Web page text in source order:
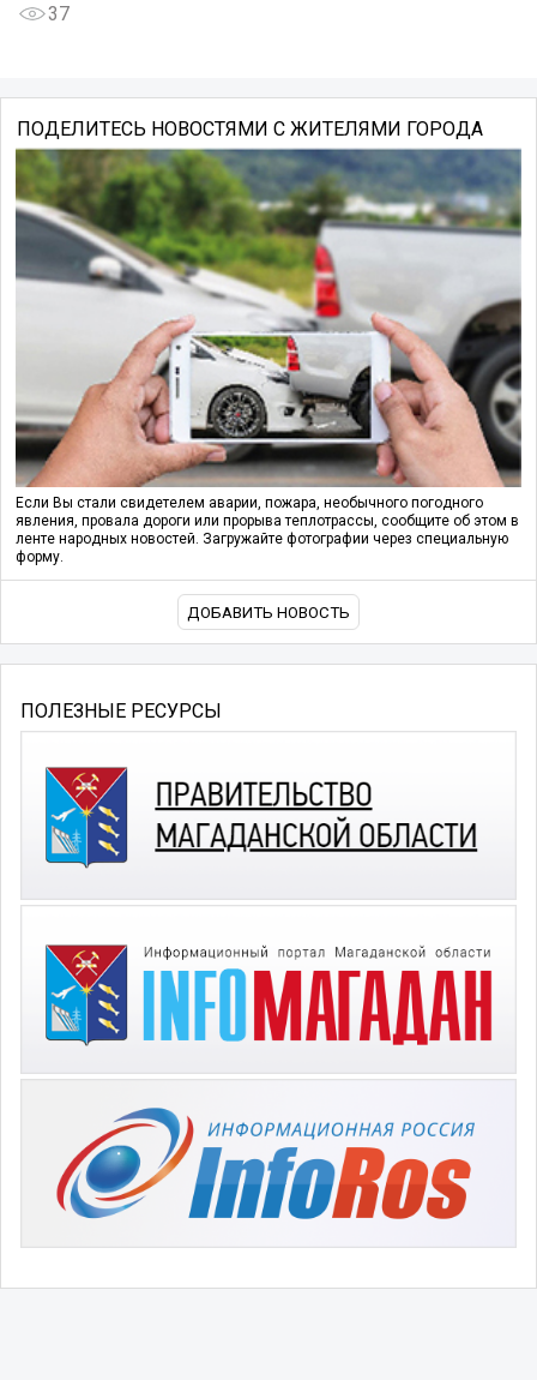
37
ПОДЕЛИТЕСЬ НОВОСТЯМИ С ЖИТЕЛЯМИ ГОРОДА
Если Вы стали свидетелем аварии, пожара, необычного погодного
явления, провала дороги или прорыва теплотрассы, сообщите об этом в
ленте народных новостей. Загружайте фотографии через специальную
форму.
ДОБАВИТЬ НОВОСТЬ
ПОЛЕЗНЫЕ РЕСУРСЫ